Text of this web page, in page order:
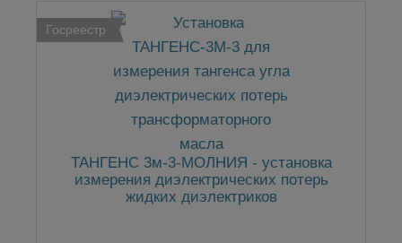
Госреестр
ТАНГЕНС 3м-3-МОЛНИЯ - установка
измерения диэлектрических потерь
жидких диэлектриков